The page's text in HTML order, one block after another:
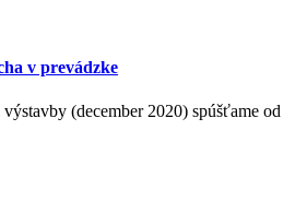
v prevádzke
(december 2020) spúšťame od